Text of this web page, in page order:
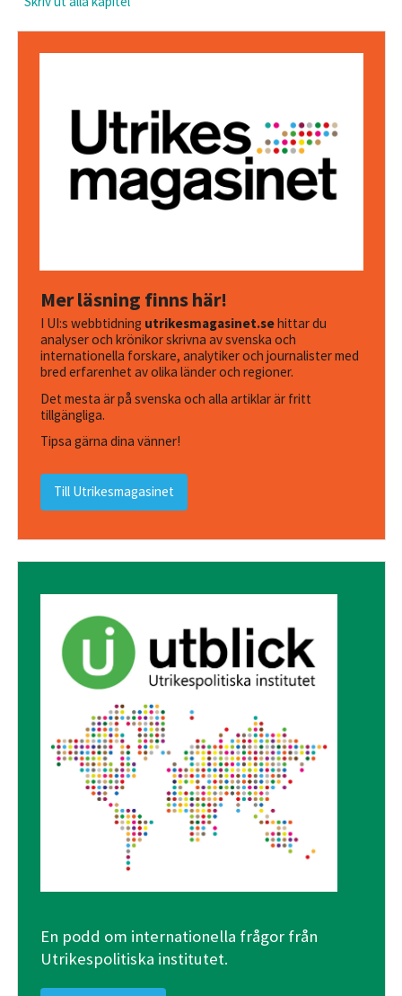
Mer läsning finns här!
I UI:s webbtidning utrikesmagasinet.sehittar du
analyser och krönikor skrivna av svenska och
internationella forskare, analytiker och journalister med
bred erfarenhet av olika länder och regioner.
Det mesta är på svenska och alla artiklar är fritt
tillgängliga.
Tipsa gärna dina vänner!
Till Utrikesmagasinet
En podd om internationella frågor från
Utrikespolitiska institutet.